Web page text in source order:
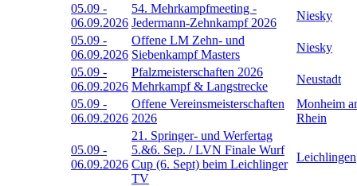
05.09 -
06.09.2026
54. Mehrkampfmeeting -
Jedermann-Zehnkampf 2026
Niesky
05.09 -
06.09.2026
Offene LM Zehn- und
Siebenkampf Masters
Niesky
05.09 -
06.09.2026
Pfalzmeisterschaften 2026
Mehrkampf & Langstrecke
Neustadt
05.09 -
06.09.2026
Offene Vereinsmeisterschaften
2026
Monheim
Rhein
05.09 -
06.09.2026
21. Springer- und Werfertag
5.&6. Sep. / LVN Finale Wurf
Cup (6. Sept) beim Leichlinger
TV
Leichlingen